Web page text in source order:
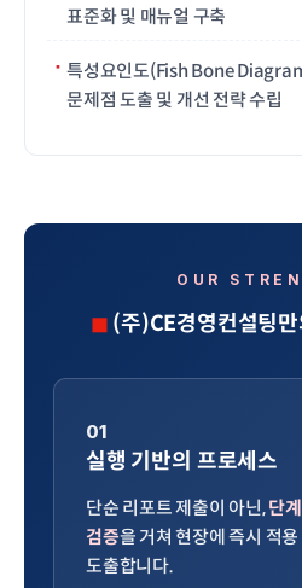
표준화 및 매뉴얼 구축
특성요인도(Fish Bone
문제점 도출 및 개선 전략 수립
OUR
(주)CE경영컨설팅
01
실행 기반의 프로세스
단순 리포트 제출이 아닌,단
검증을 거쳐 현장에 즉시 적
도출합니다.